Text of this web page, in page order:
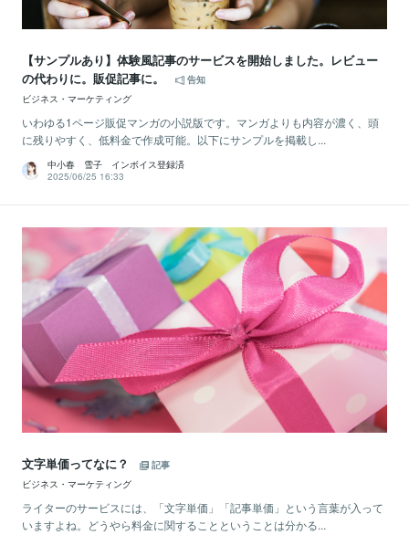
【サンプルあり】体験風記事のサービスを開始しました。レビュー
の代わりに。販促記事に。
告知
ビジネス・マーケティング
いわゆる1ページ販促マンガの小説版です。マンガよりも内容が濃く、頭
に残りやすく、低料金で作成可能。以下にサンプルを掲載し...
中小春 雪子 インボイス登録済
2025/06/25 16:33
文字単価ってなに？
記事
ビジネス・マーケティング
ライターのサービスには、「文字単価」「記事単価」という言葉が入って
いますよね。どうやら料金に関することということは分かる...